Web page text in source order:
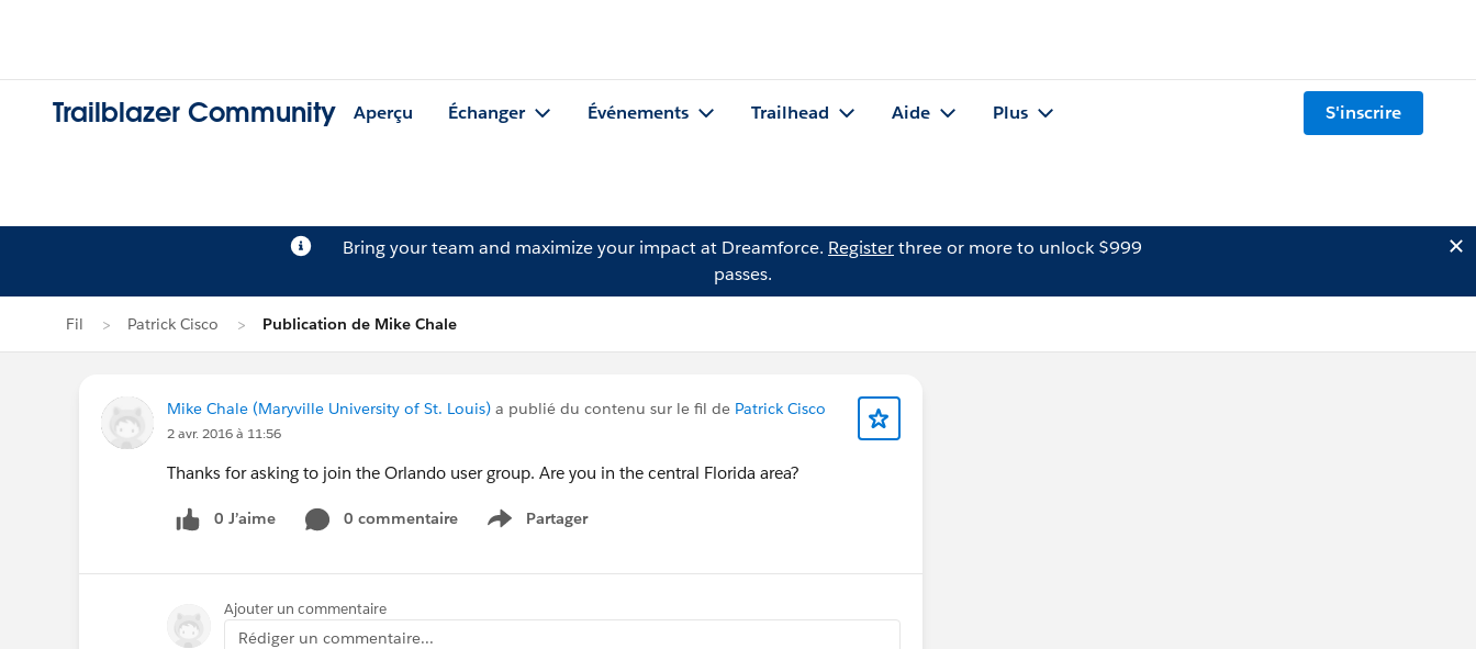
Trailblazer Community Aperçu Échanger Événements Trailhead Aide Plus S'inscrire
Bring your team and maximize your impact at Dreamforce. Registerthree or more to unlock $999
passes.
Fil Patrick Cisco Publication de Mike Chale
Mike Chale (Maryville University of St. Louis) a publié du contenu sur le fil de Patrick Cisco
2 avr. 2016 à 11:56
Thanks for asking to join the Orlando user group. Are you in the central Florida area?
0 J’aime 0 commentaire Partager
Show menu
Ajouter un commentaire
Rédiger un commentaire...